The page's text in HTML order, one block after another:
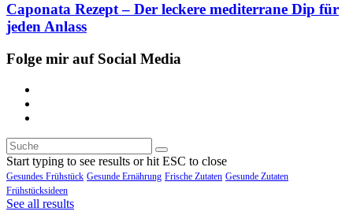
Caponata Rezept – Der leckere mediterrane Dip für
jeden Anlass
Folge mir auf Social Media
Start typing to see results or hit ESC to close
Gesundes Frühstück Gesunde Ernährung Frische Zutaten Gesunde Zutaten
Frühstücksideen
See all results